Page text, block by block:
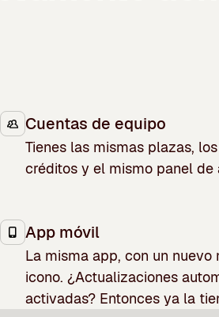
Cuentas de equipo
Tienes las mismas plazas,
créditos y el mismo panel de
App móvil
La misma app, con un nuevo
icono. ¿Actualizaciones
activadas? Entonces ya la